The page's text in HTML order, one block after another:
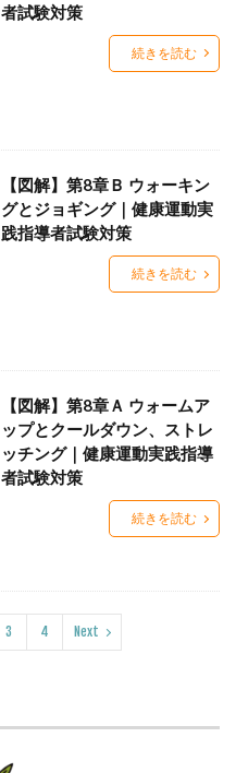
者試験対策
続きを読む
【図解】第8章Ｂ ウォーキン
グとジョギング｜健康運動実
践指導者試験対策
続きを読む
【図解】第8章Ａ ウォームア
ップとクールダウン、ストレ
ッチング｜健康運動実践指導
者試験対策
続きを読む
3 4 Next